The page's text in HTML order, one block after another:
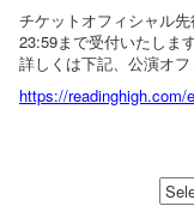
チケットオフィシャル
23:59まで受付いたします
詳しくは下記、公演オフ
https://readinghigh.com/